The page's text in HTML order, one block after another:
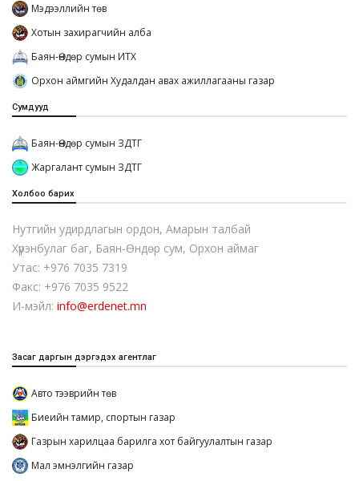
Мэдээллийн төв
Хотын захирагчийн алба
Баян-Өндөр сумын ИТХ
Орхон аймгийн Худалдан авах ажиллагааны газар
Сумдууд
Баян-Өндөр сумын ЗДТГ
Жаргалант сумын ЗДТГ
Холбоо барих
Нутгийн удирдлагын ордон, Амарын талбай
Хүрэнбулаг баг, Баян-Өндөр сум, Орхон аймаг
Утас: +976 7035 7319
Факс: +976 7035 9522
И-мэйл: info@erdenet.mn
Засаг даргын дэргэдэх агентлаг
Авто тээврийн төв
Биеийн тамир, спортын газар
Газрын харилцаа барилга хот байгуулалтын газар
Мал эмнэлгийн газар